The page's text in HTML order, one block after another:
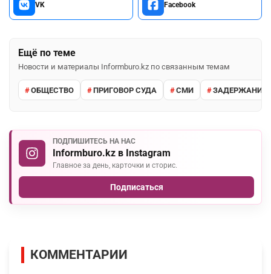
VK Facebook
Ещё по теме
Новости и материалы Informburo.kz по связанным темам
ОБЩЕСТВО ПРИГОВОР СУДА СМИ ЗАДЕРЖАНИЕ
ПОДПИШИТЕСЬ НА НАС
Informburo.kz в Instagram
Главное за день, карточки и сторис.
Подписаться
КОММЕНТАРИИ